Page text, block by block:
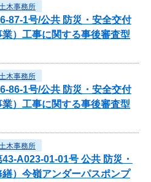
木事務所
87-1号/公共 防災・安全交付
）工事に関する事後審査型
木事務所
86-1号/公共 防災・安全交付
）工事に関する事後審査型
木事務所
A023-01-01号 公共 防災・
）今嶺アンダーパスポンプ